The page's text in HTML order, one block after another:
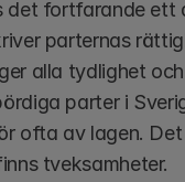
det fortfarande ett
parternas
alla tydlighet
parter i
ofta av lagen.
tveksamheter.